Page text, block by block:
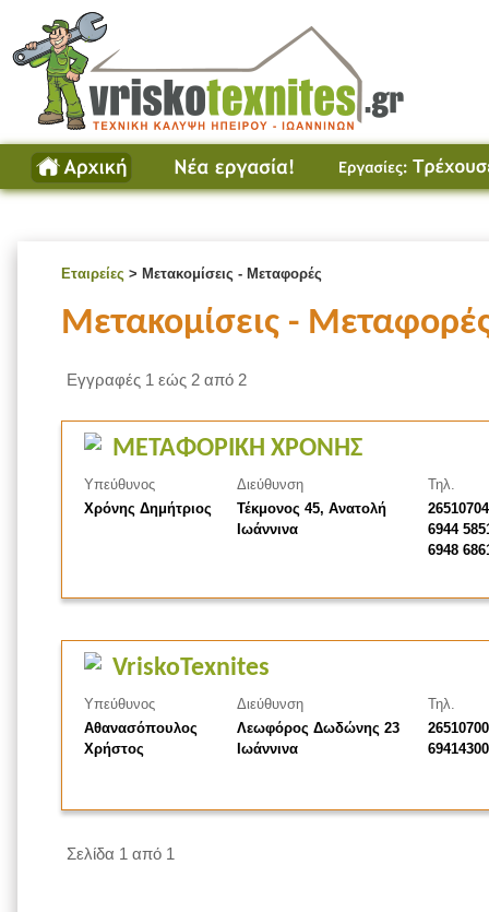
Εταιρείες > Μετακομίσεις - Μεταφορές
Μετακομίσεις -
Εγγραφές 1 εώς 2 από 2
ΜΕΤΑΦΟΡΙΚΗ ΧΡΟΝΗΣ
Υπεύθυνος
Χρόνης Δημήτριος
Διεύθυνση
Τέκμονος 45, Ανατολή
Ιωάννινα
Τηλ.
6944
6948
VriskoTexnites
Υπεύθυνος
Αθανασόπουλος
Χρήστος
Διεύθυνση
Λεωφόρος Δωδώνης 23
Ιωάννινα
Τηλ.
Σελίδα 1 από 1